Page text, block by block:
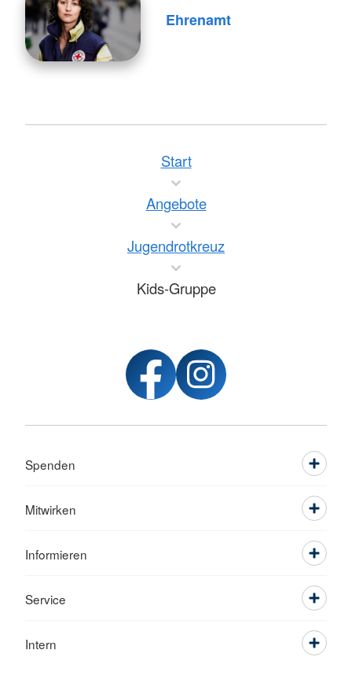
Ehrenamt
Start
Angebote
Jugendrotkreuz
Kids-Gruppe
Spenden
Mitwirken
Informieren
Service
Intern